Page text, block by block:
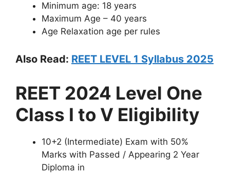
Minimum age: 18 years
Maximum Age – 40 years
Age Relaxation age per rules
Also Read: REET LEVEL 1 Syllabus 2025
REET 2024 Level One
Class I to V Eligibility
10+2 (Intermediate) Exam with 50%
Marks with Passed / Appearing 2 Year
Diploma in